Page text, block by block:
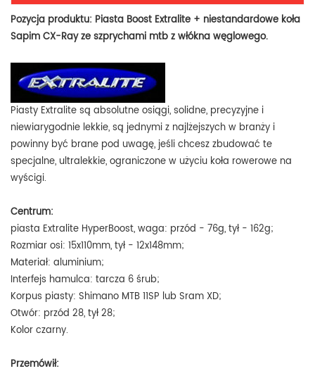
Pozycja produktu: Piasta Boost Extralite + niestandardowe koła
Sapim CX-Ray ze szprychami mtb z włókna węglowego.
Piasty Extralite są absolutne osiągi, solidne, precyzyjne i
niewiarygodnie lekkie, są jednymi z najlżejszych w branży i
powinny być brane pod uwagę, jeśli chcesz zbudować te
specjalne, ultralekkie, ograniczone w użyciu koła rowerowe na
wyścigi.
Centrum:
piasta Extralite HyperBoost, waga: przód - 76g, tył - 162g;
Rozmiar osi: 15x110mm, tył - 12x148mm;
Materiał: aluminium;
Interfejs hamulca: tarcza 6 śrub;
Korpus piasty: Shimano MTB 11SP lub Sram XD;
Otwór: przód 28, tył 28;
Kolor czarny.
Przemówił: